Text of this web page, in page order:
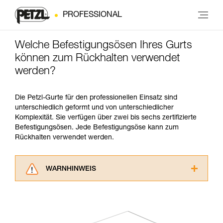
PROFESSIONAL
Welche Befestigungsösen Ihres Gurts
können zum Rückhalten verwendet
werden?
Die Petzl-Gurte für den professionellen Einsatz sind
unterschiedlich geformt und von unterschiedlicher
Komplexität. Sie verfügen über zwei bis sechs zertifizierte
Befestigungsösen. Jede Befestigungsöse kann zum
Rückhalten verwendet werden.
WARNHINWEIS
ziehen. Um diese Zusatzinformationen